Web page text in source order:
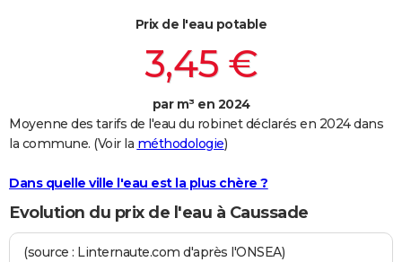
FORUM
Bricolage
Lifestyle
Culture
Sport
Auto
Television
Voyage
Cinema
Prix de l'eau potable
3,45 €
par m³ en 2024
Moyenne des tarifs de l'eau du robinet déclarés en 2024 dans
la commune. (Voir la méthodologie)
Dans quelle ville l'eau est la plus chère ?
Evolution du prix de l'eau à Caussade
(source : Linternaute.com d'après l'ONSEA)